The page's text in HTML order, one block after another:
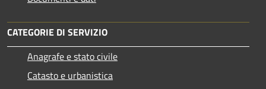
CATEGORIE DI SERVIZIO
Anagrafe e stato civile
Catasto e urbanistica